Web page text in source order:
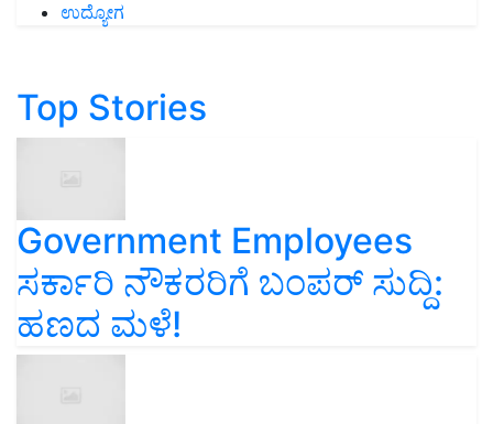
ಉದ್ಯೋಗ
Top Stories
Government Employees
ಸರ್ಕಾರಿ ನೌಕರರಿಗೆ ಬಂಪರ್‌ ಸುದ್ದಿ:
ಹಣದ ಮಳೆ!